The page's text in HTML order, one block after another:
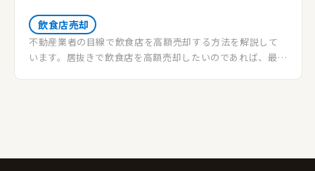
を紹介いたします。
飲食店売却
不動産業者の目線で飲食店を高額売却する方法を解説して
います。居抜きで飲食店を高額売却したいのであれば、最後